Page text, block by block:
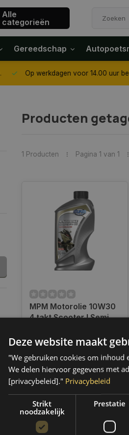
Alle
categorieën
Gereedschap
Op werkdagen voor 14.00 uur besteld
Producten
1 Producten Pagina 1 van 1
MPM Motorolie 10W30
4 takt Scooter l Semi
54001A
Op werkdagen voor 14.00
uur besteld, dezelfde dag
verzonden. Boven de 50,-
gratis verzending. (NL &
BE)
€10,20
Vergelijk
Deze website maakt
"We gebruiken cookies om inhoud
We delen hiervoor gegevens met
[privacybeleid]." Privacybeleid
Strikt
noodzakelijk
Prestatie